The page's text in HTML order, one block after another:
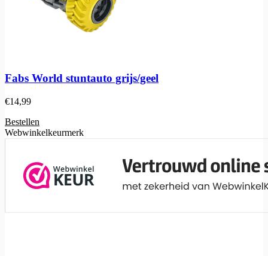
Fabs World stuntauto grijs/geel
€14,99
Bestellen
Webwinkelkeurmerk